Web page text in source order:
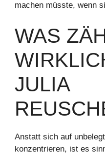
machen müsste, wenn
WAS
JULIA
Anstatt sich auf
konzentrieren, ist es